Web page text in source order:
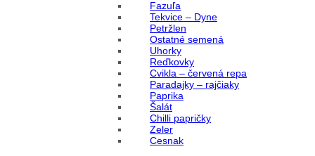
Fazuľa
Tekvice – Dyne
Petržlen
Ostatné semená
Uhorky
Reďkovky
Cvikla – červená repa
Paradajky – rajčiaky
Paprika
Šalát
Chilli papričky
Zeler
Cesnak